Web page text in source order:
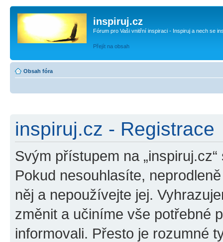
inspiruj.cz
Fórum pro Vaši vnitřní inspiraci - Inspiruj a nech se
Přejít na obsah
Obsah fóra
inspiruj.cz - Registrace
Svým přístupem na
Pokud nesouhlasíte,
něj a nepoužívejte jej.
změnit a učiníme vše potřebné
informovali. Přesto je rozumné